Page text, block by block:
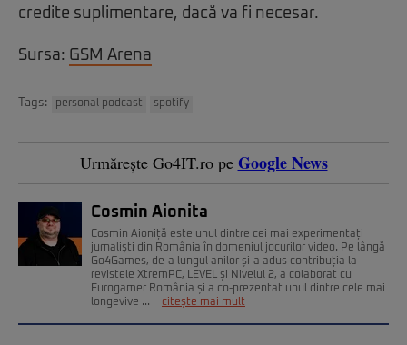
credite suplimentare, dacă va fi necesar.
Sursa: GSM Arena
Tags: personal podcast spotify
Urmărește Go4IT.ro pe Google News
Cosmin Aionita
Cosmin Aioniță este unul dintre cei mai experimentați
jurnaliști din România în domeniul jocurilor video. Pe lângă
Go4Games, de-a lungul anilor și-a adus contribuția la
revistele XtremPC, LEVEL și Nivelul 2, a colaborat cu
Eurogamer România și a co-prezentat unul dintre cele mai
longevive ...
citește mai mult